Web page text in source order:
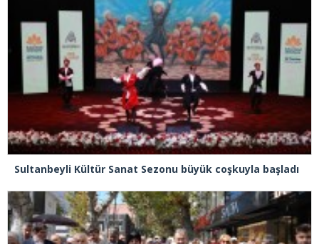
Sultanbeyli Kültür Sanat Sezonu büyük coşkuyla başladı